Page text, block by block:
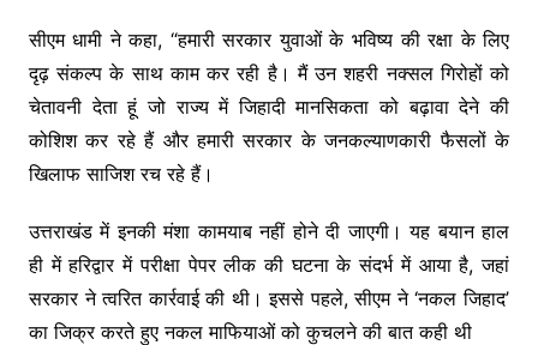
सीएम धामी ने कहा, “हमारी सरकार युवाओं के भविष्य की रक्षा के लिए
दृढ़ संकल्प के साथ काम कर रही है। मैं उन शहरी नक्सल गिरोहों को
चेतावनी देता हूं जो राज्य में जिहादी मानसिकता को बढ़ावा देने की
कोशिश कर रहे हैं और हमारी सरकार के जनकल्याणकारी फैसलों के
खिलाफ साजिश रच रहे हैं।
उत्तराखंड में इनकी मंशा कामयाब नहीं होने दी जाएगी। यह बयान हाल
ही में हरिद्वार में परीक्षा पेपर लीक की घटना के संदर्भ में आया है, जहां
सरकार ने त्वरित कार्रवाई की थी। इससे पहले, सीएम ने ‘नकल जिहाद’
का जिक्र करते हुए नकल माफियाओं को कुचलने की बात कही थी